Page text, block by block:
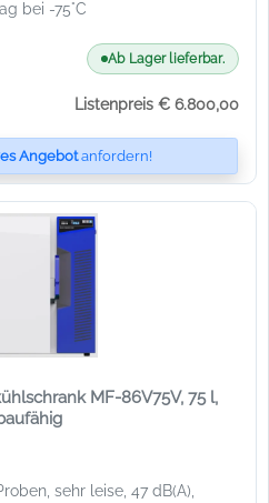
bei -75°C
Ab Lager lieferbar.
Listenpreis € 6.800,00
Angebotanfordern!
MF-86V75V, 75 l,
sehr leise, 47 dB(A),